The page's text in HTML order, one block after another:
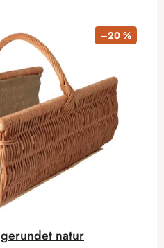
–20 %
natur